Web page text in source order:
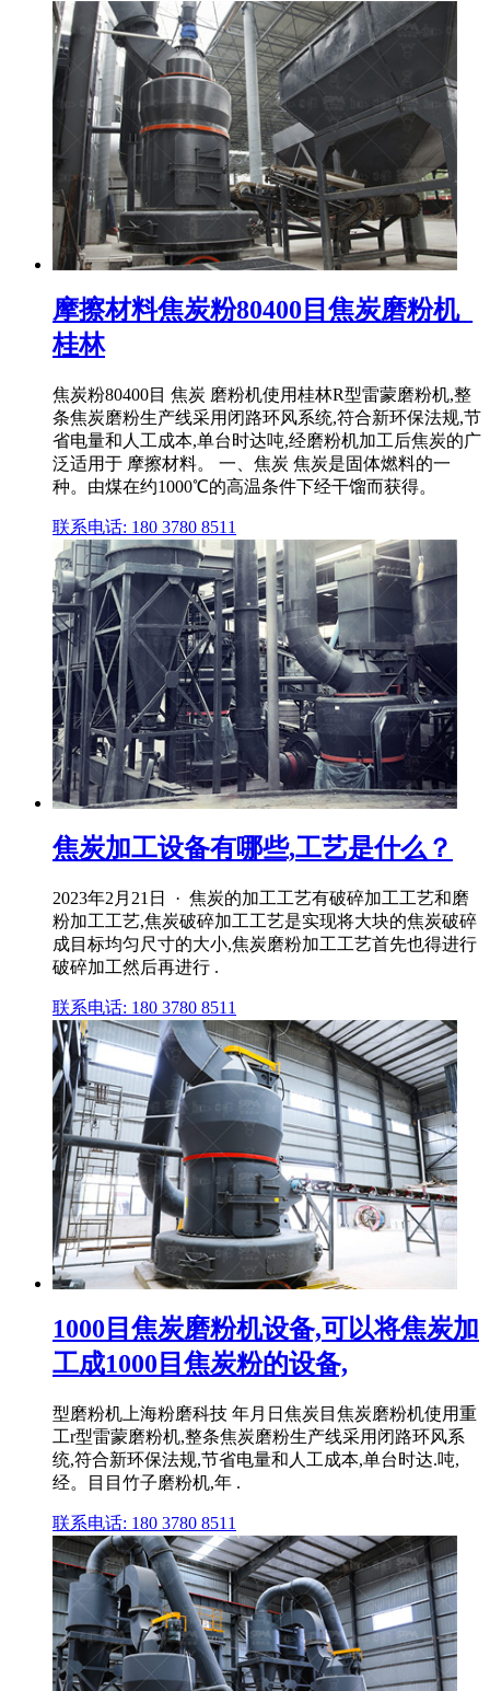
摩擦材料焦炭粉80400目焦炭磨粉机_
桂林
焦炭粉80400目 焦炭 磨粉机使用桂林R型雷蒙磨粉机,整
条焦炭磨粉生产线采用闭路环风系统,符合新环保法规,节
省电量和人工成本,单台时达吨,经磨粉机加工后焦炭的广
泛适用于 摩擦材料。 一、焦炭 焦炭是固体燃料的一
种。由煤在约1000℃的高温条件下经干馏而获得。
联系电话: 180 3780 8511
焦炭加工设备有哪些,工艺是什么？
2023年2月21日 · 焦炭的加工工艺有破碎加工工艺和磨
粉加工工艺,焦炭破碎加工工艺是实现将大块的焦炭破碎
成目标均匀尺寸的大小,焦炭磨粉加工工艺首先也得进行
破碎加工然后再进行 .
联系电话: 180 3780 8511
1000目焦炭磨粉机设备,可以将焦炭加
工成1000目焦炭粉的设备,
型磨粉机上海粉磨科技 年月日焦炭目焦炭磨粉机使用重
工r型雷蒙磨粉机,整条焦炭磨粉生产线采用闭路环风系
统,符合新环保法规,节省电量和人工成本,单台时达.吨,
经。目目竹子磨粉机,年 .
联系电话: 180 3780 8511